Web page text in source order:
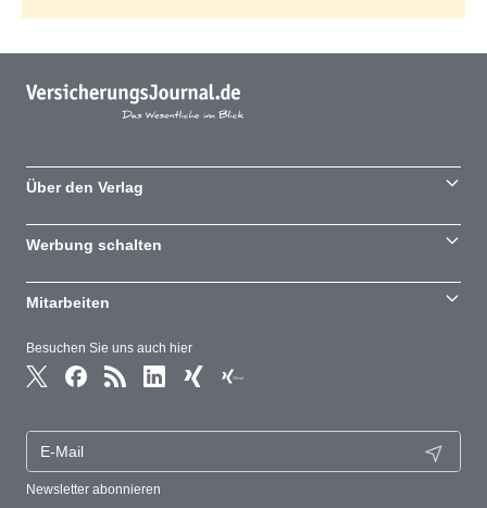
Besuchen Sie uns auch hier
Newsletter abonnieren
Über den Verlag
Werbung schalten
Mitarbeiten